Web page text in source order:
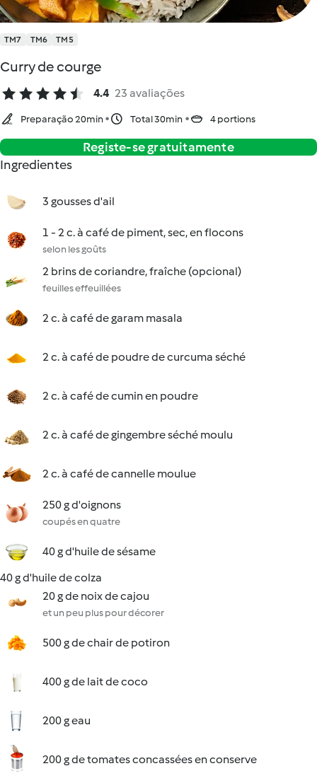
TM7 TM6 TM5
Curry de courge
4.4 23 avaliações
Preparação 20min Total 30min 4 portions
Registe-se gratuitamente
Ingredientes
3 gousses d'ail
1 - 2 c. à café de piment, sec, en flocons
selon les goûts
2 brins de coriandre, fraîche (opcional)
feuilles effeuillées
2 c. à café de garam masala
2 c. à café de poudre de curcuma séché
2 c. à café de cumin en poudre
2 c. à café de gingembre séché moulu
2 c. à café de cannelle moulue
250 g d'oignons
coupés en quatre
40 g d'huile de sésame
40 g d'huile de colza
20 g de noix de cajou
et un peu plus pour décorer
500 g de chair de potiron
400 g de lait de coco
200 g eau
200 g de tomates concassées en conserve